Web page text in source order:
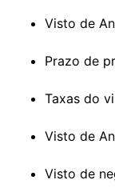
Visto de
Prazo de
Taxas do
Visto de
Visto de